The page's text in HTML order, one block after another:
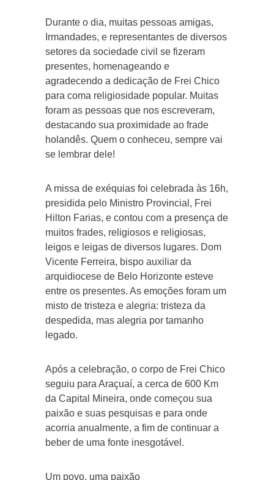
Durante o dia, muitas pessoas amigas,
Irmandades, e representantes de diversos
setores da sociedade civil se fizeram
presentes, homenageando e
agradecendo a dedicação de Frei Chico
para coma religiosidade popular. Muitas
foram as pessoas que nos escreveram,
destacando sua proximidade ao frade
holandês. Quem o conheceu, sempre vai
se lembrar dele!
A missa de exéquias foi celebrada às 16h,
presidida pelo Ministro Provincial, Frei
Hilton Farias, e contou com a presença de
muitos frades, religiosos e religiosas,
leigos e leigas de diversos lugares. Dom
Vicente Ferreira, bispo auxiliar da
arquidiocese de Belo Horizonte esteve
entre os presentes. As emoções foram um
misto de tristeza e alegria: tristeza da
despedida, mas alegria por tamanho
legado.
Após a celebração, o corpo de Frei Chico
seguiu para Araçuaí, a cerca de 600 Km
da Capital Mineira, onde começou sua
paixão e suas pesquisas e para onde
acorria anualmente, a fim de continuar a
beber de uma fonte inesgotável.
Um povo, uma paixão